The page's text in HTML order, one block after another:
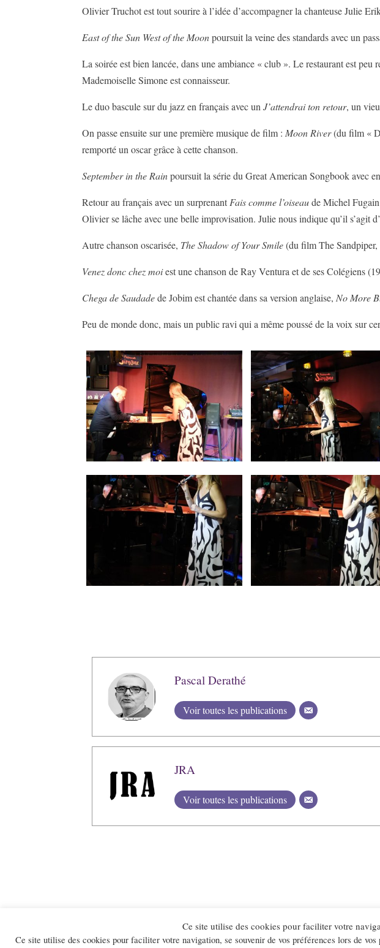
Olivier Truchot est tout sourire à l’idée d’accompagner la chanteuse Julie
East of the Sun West of the Moonpoursuit la veine des standards avec un
La soirée est bien lancée, dans une ambiance « club ». Le restaurant est
Mademoiselle Simone est connaisseur.
Le duo bascule sur du jazz en français avec unJ’attendrai ton retour, un
On passe ensuite sur une première musique de film :Moon River(du film «
remporté un oscar grâce à cette chanson.
September in the Rainpoursuit la série du Great American Songbook avec
Retour au français avec un surprenantFais comme l’oiseaude Michel
Olivier se lâche avec une belle improvisation. Julie nous indique qu’il s’agit
Autre chanson oscarisée, The Shadow of Your Smile(du film The Sandpiper,
Venez donc chez moiest une chanson de Ray Ventura et de ses Colégiens
Chega de Saudadede Jobim est chantée dans sa version anglaise,No More
Peu de monde donc, mais un public ravi qui a même poussé de la voix sur
Pascal Derathé
Voir toutes les publications
JRA
Voir toutes les publications
Accueil Contact Mentions légales
Ce site utilise des cookies pour faciliter votre
Ce site utilise des cookies pour faciliter votre navigation, se souvenir de vos préférences lors de